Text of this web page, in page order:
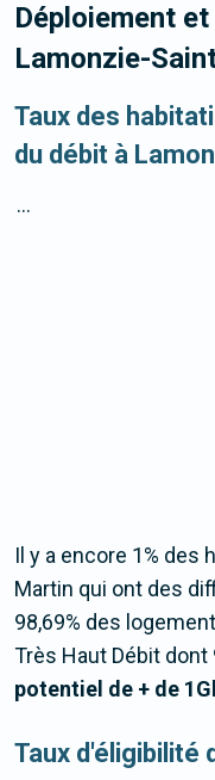
Déploiement
Lamonzie-
Taux des
du débit à
...
Il y a encore 1% des
Martin qui ont des
98,69% des
Très Haut Débit dont
potentiel de + de
Taux d'éligibilité